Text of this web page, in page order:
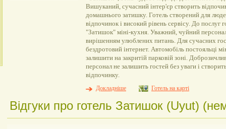
Вишуканий, сучасний інтер'єр створить
домашнього затишку. Готель створений для
відпочинок і високий рівень сервісу. До послуг
"Затишок" міні-кухня. Уважний, чуйний
вирішенням улюблених питань. Для сучасних
бездротовий інтернет. Автомобіль постояльці
залишити на закритій парковій зоні.
персонал не залишить гостей без уваги і
відпочинку.
Докладніше
Готель на карті
Відгуки про готель Затишок (Uyut)